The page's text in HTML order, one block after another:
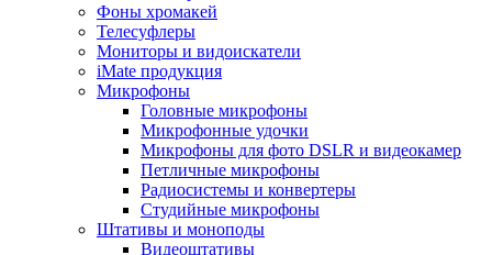
Фоны хромакей
Телесуфлеры
Мониторы и видоискатели
iMate продукция
Микрофоны
Головные микрофоны
Микрофонные удочки
Микрофоны для фото DSLR и видеокамер
Петличные микрофоны
Радиосистемы и конвертеры
Студийные микрофоны
Штативы и моноподы
Видеоштативы